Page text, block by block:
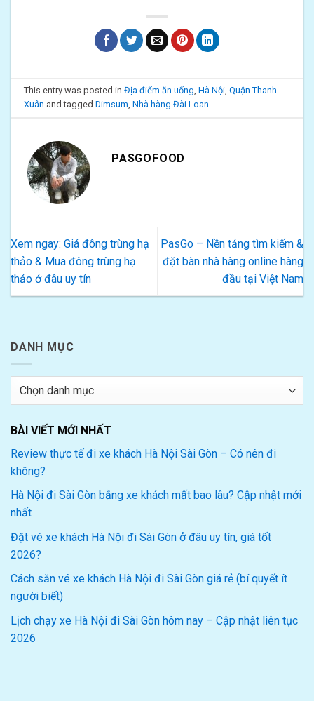
This entry was posted inĐịa điểm ăn uống ,Hà Nội ,Quận Thanh
Xuân and taggedDimsum ,Nhà hàng Đài Loan
PASGOFOOD
Xem ngay: Giá đông trùng hạ
thảo & Mua đông trùng hạ
thảo ở đâu uy tín
PasGo – Nền tảng tìm kiếm &
đặt bàn nhà hàng online hàng
đầu tại Việt Nam
DANH MỤC
Danh
BÀI VIẾT MỚI NHẤT
Review thực tế đi xe khách Hà Nội Sài Gòn – Có nên đi
không?
Hà Nội đi Sài Gòn bằng xe khách mất bao lâu? Cập nhật mới
nhất
Đặt vé xe khách Hà Nội đi Sài Gòn ở đâu uy tín, giá tốt
2026?
Cách săn vé xe khách Hà Nội đi Sài Gòn giá rẻ (bí quyết ít
người biết)
Lịch chạy xe Hà Nội đi Sài Gòn hôm nay – Cập nhật liên tục
2026